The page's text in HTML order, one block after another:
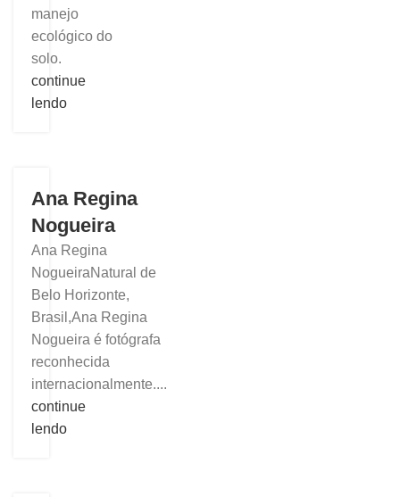
manejo
ecológico do
solo.
continue
lendo
Ana Regina
Nogueira
Ana Regina
NogueiraNatural de
Belo Horizonte,
Brasil,Ana Regina
Nogueira é fotógrafa
reconhecida
internacionalmente....
continue
lendo